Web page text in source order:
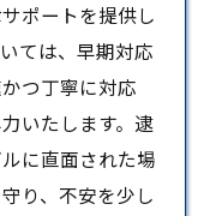
ポートを提供し
ては、早期対応
つ丁寧に対応
いたします。逮
に直面された場
り、不安を少し